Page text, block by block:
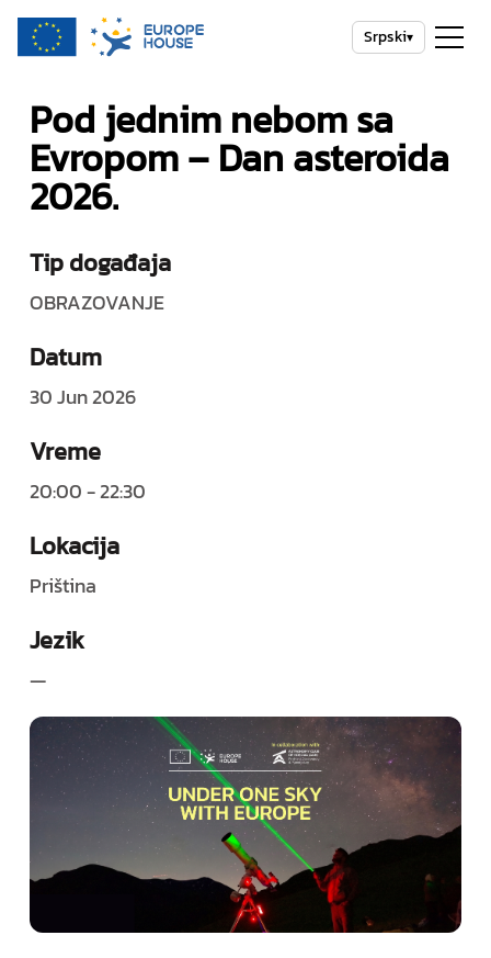
Srpski▾
Pod jednim nebom sa
Evropom – Dan asteroida
2026.
Tip događaja
OBRAZOVANJE
Datum
30 Jun 2026
Vreme
20:00 - 22:30
Lokacija
Priština
Jezik
—